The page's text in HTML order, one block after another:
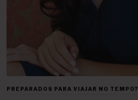
PREPARADOS PARA VIAJAR NO TEMPO?